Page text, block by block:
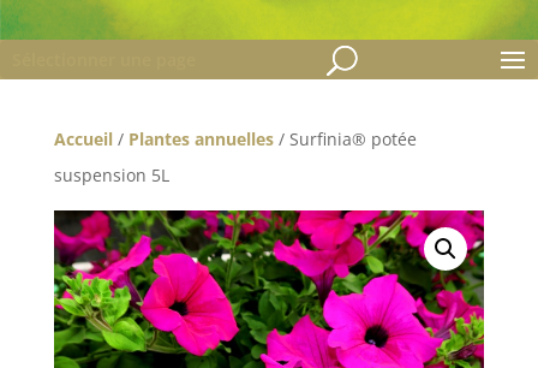
Accueil/ Plantes annuelles/ Surfinia® potée
suspension 5L